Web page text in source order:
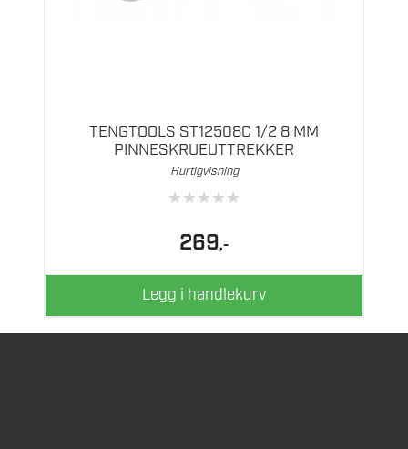
TENGTOOLS ST12508C 1/2 8 MM
PINNESKRUEUTTREKKER
Hurtigvisning
★★★★★
269,-
Legg i handlekurv